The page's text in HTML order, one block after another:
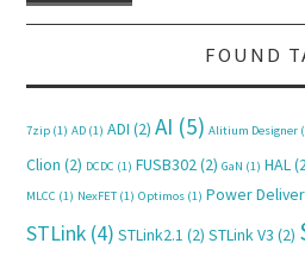
FOUND
7zip (1) AD (1) ADI (2) AI (5) Alitium Designer
Clion (2) DCDC (1) FUSB302(2) GaN (1) HAL
MLCC (1) NexFET (1) Optimos (1) Power
STLink (4) STLink2.1 (2) STLink V3 (2)